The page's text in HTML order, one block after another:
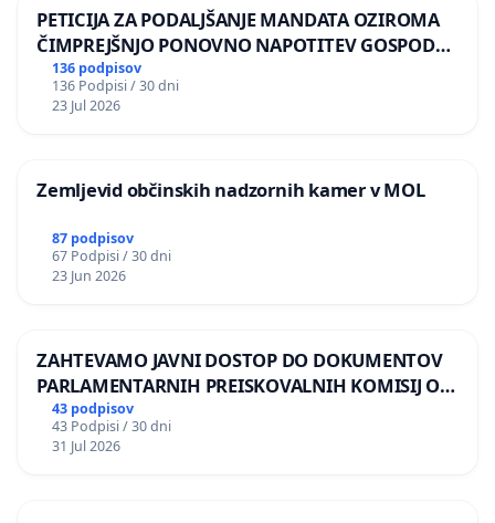
PETICIJA ZA PODALJŠANJE MANDATA OZIROMA
ČIMPREJŠNJO PONOVNO NAPOTITEV GOSPODA
BERNARDA ŠRAJNERJA NA VELEPOSLANIŠTVO
REPUBLIKE SLOVENIJE V MOSKVI
136 podpisov
136 Podpisi / 30 dni
23 Jul 2026
Zemljevid občinskih nadzornih kamer v MOL
87 podpisov
67 Podpisi / 30 dni
23 Jun 2026
ZAHTEVAMO JAVNI DOSTOP DO DOKUMENTOV
PARLAMENTARNIH PREISKOVALNIH KOMISIJ O
ILEGALNI TRGOVINI Z OROŽJEM
43 podpisov
43 Podpisi / 30 dni
31 Jul 2026